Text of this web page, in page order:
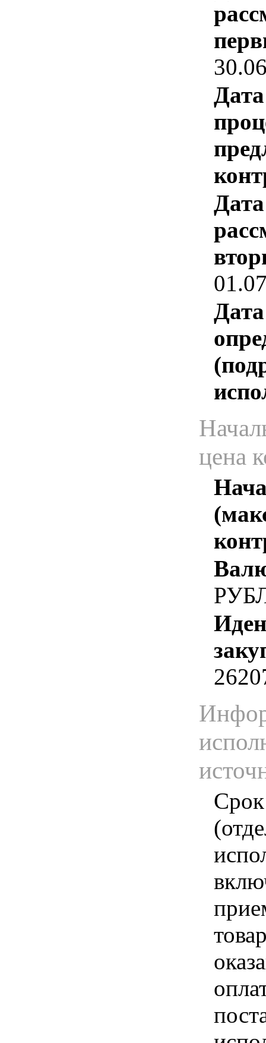
цена
Срок